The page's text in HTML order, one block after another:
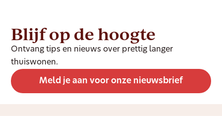
Blijf op de hoogte
Ontvang tips en nieuws over prettig langer
thuiswonen.
Meld je aan voor onze nieuwsbrief